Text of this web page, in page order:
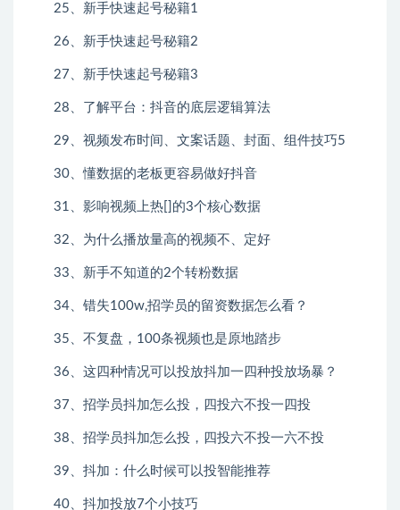
25、新手快速起号秘籍1
26、新手快速起号秘籍2
27、新手快速起号秘籍3
28、了解平台：抖音的底层逻辑算法
29、视频发布时间、文案话题、封面、组件技巧5
30、懂数据的老板更容易做好抖音
31、影响视频上热[]的3个核心数据
32、为什么播放量高的视频不、定好
33、新手不知道的2个转粉数据
34、错失100w,招学员的留资数据怎么看？
35、不复盘，100条视频也是原地踏步
36、这四种情况可以投放抖加一四种投放场暴？
37、招学员抖加怎么投，四投六不投一四投
38、招学员抖加怎么投，四投六不投一六不投
39、抖加：什么时候可以投智能推荐
40、抖加投放7个小技巧